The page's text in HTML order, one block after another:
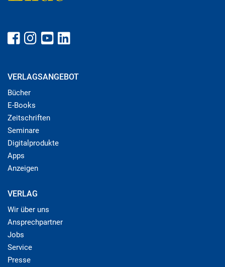
VERLAGSANGEBOT
Bücher
E-Books
Zeitschriften
Seminare
Digitalprodukte
Apps
Anzeigen
VERLAG
Wir über uns
Ansprechpartner
Jobs
Service
Presse